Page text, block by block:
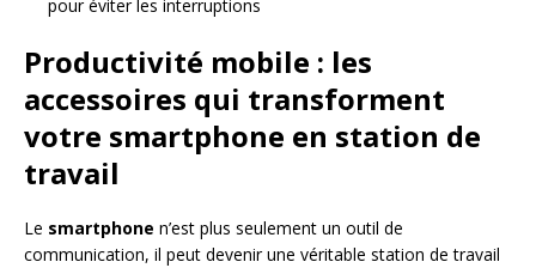
pour éviter les interruptions
Productivité mobile : les
accessoires qui transforment
votre smartphone en station de
travail
Le smartphone n’est plus seulement un outil de
communication, il peut devenir une véritable station de travail